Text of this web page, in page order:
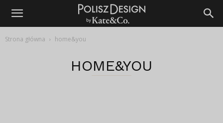
Strona główna home&you
HOME&YOU